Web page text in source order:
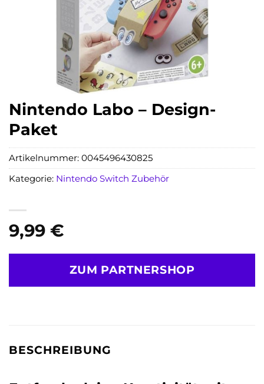
Nintendo Labo – Design-
Paket
9,99 €
ZUM PARTNERSHOP
Artikelnummer: 0045496430825
Kategorie: Nintendo Switch Zubehör
BESCHREIBUNG